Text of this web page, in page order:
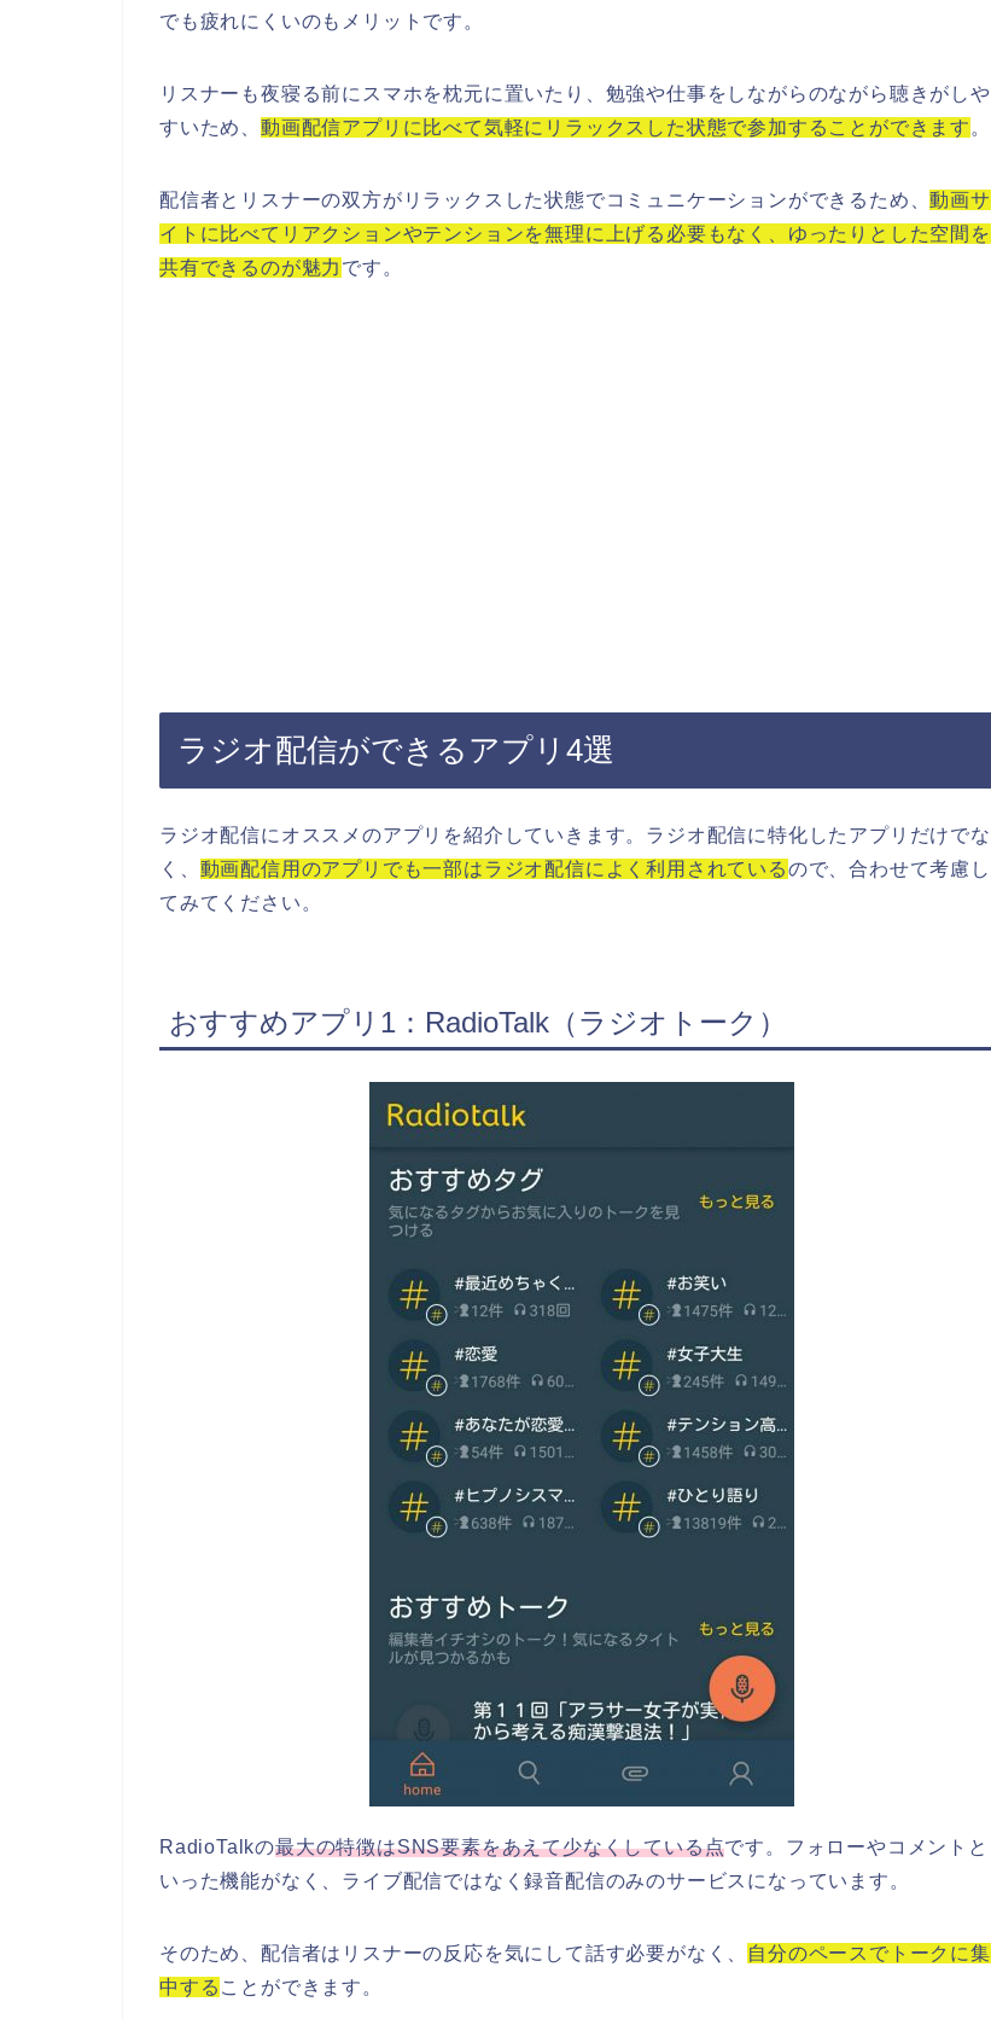
でも疲れにくいのもメリットです。
リスナーも夜寝る前にスマホを枕元に置いたり、勉強や仕事をしながらのながら聴きがしや
すいため、 動画配信アプリに比べて気軽にリラックスした状態で参加することができます 。
配信者とリスナーの双方がリラックスした状態でコミュニケーションができるため、動画サ
イトに比べてリアクションやテンションを無理に上げる必要もなく、ゆったりとした空間を
共有できるのが魅力 です。
ラジオ配信ができるアプリ4選
ラジオ配信にオススメのアプリを紹介していきます。ラジオ配信に特化したアプリだけでな
く、 動画配信用のアプリでも一部はラジオ配信によく利用されているので、合わせて考慮し
てみてください。
おすすめアプリ1：RadioTalk（ラジオトーク）
RadioTalkの最大の特徴はSNS要素をあえて少なくしている点です。フォローやコメントと
いった機能がなく、ライブ配信ではなく録音配信のみのサービスになっています。
そのため、配信者はリスナーの反応を気にして話す必要がなく、
自分のペースでトークに集
中する ことができます。